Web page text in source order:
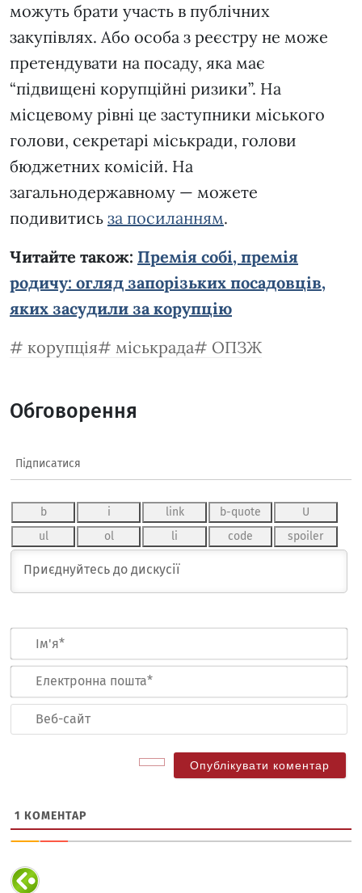
можуть брати участь в публічних
закупівлях. Або особа з реєстру не може
претендувати на посаду, яка має
“підвищені корупційні ризики”. На
місцевому рівні це заступники міського
голови, секретарі міськради, голови
бюджетних комісій. На
загальнодержавному — можете
подивитись за посиланням.
Читайте також: Премія собі, премія
родичу: огляд запорізьких посадовців,
яких засудили за корупцію
корупція
міськрада ОПЗЖ
Обговорення
Підписатися
1 КОМЕНТАР